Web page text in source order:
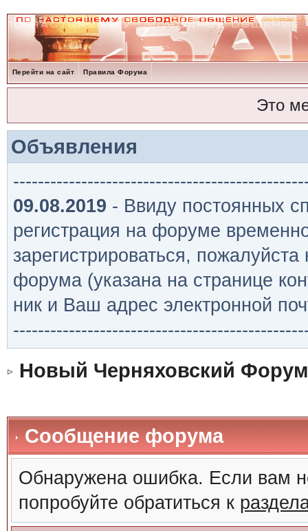
Перейти на сайт Правила Форума
Это
Объявления
09.08.2019 - Ввиду постоянных
регистрация на форуме
зарегистрироваться,
форума (указана на странице
ник и Ваш адрес электронной
Новый Черняховский Форум
Сообщение форума
Обнаружена ошибка. Если вам
попробуйте обратиться к